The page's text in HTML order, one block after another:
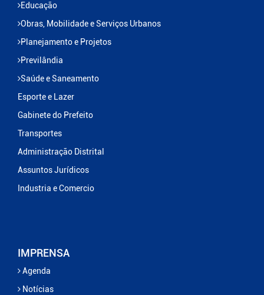
Educação
Obras, Mobilidade e Serviços Urbanos
Planejamento e Projetos
Previlândia
Saúde e Saneamento
Esporte e Lazer
Gabinete do Prefeito
Transportes
Administração Distrital
Assuntos Jurídicos
Industria e Comercio
IMPRENSA
Agenda
Notícias